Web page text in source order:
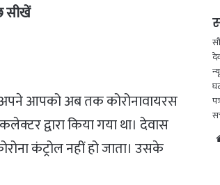
सीखें
अपने आपको अब तक कोरोनावायरस
द्वारा किया गया था। देवास
कंट्रोल नहीं हो जाता। उसके